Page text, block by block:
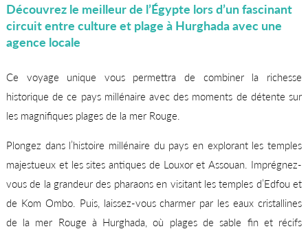
Découvrez le meilleur de l’Égypte lors d’un fascinant
circuit entre culture et plage à Hurghada avec une
agence locale
Ce voyage unique vous permettra de combiner la richesse
historique de ce pays millénaire avec des moments de détente sur
les magnifiques plages de la mer Rouge.
Plongez dans l’histoire millénaire du pays en explorant les temples
majestueux et les sites antiques de Louxor et Assouan. Imprégnez-
vous de la grandeur des pharaons en visitant les temples d’Edfou et
de Kom Ombo. Puis, laissez-vous charmer par les eaux cristallines
de la mer Rouge à Hurghada, où plages de sable fin et récifs